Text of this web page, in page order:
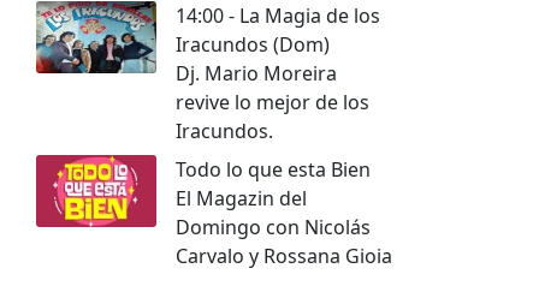
14:00 - La Magia de los
Iracundos (Dom)
Dj. Mario Moreira
revive lo mejor de los
Iracundos.
Todo lo que esta Bien
El Magazin del
Domingo con Nicolás
Carvalo y Rossana Gioia